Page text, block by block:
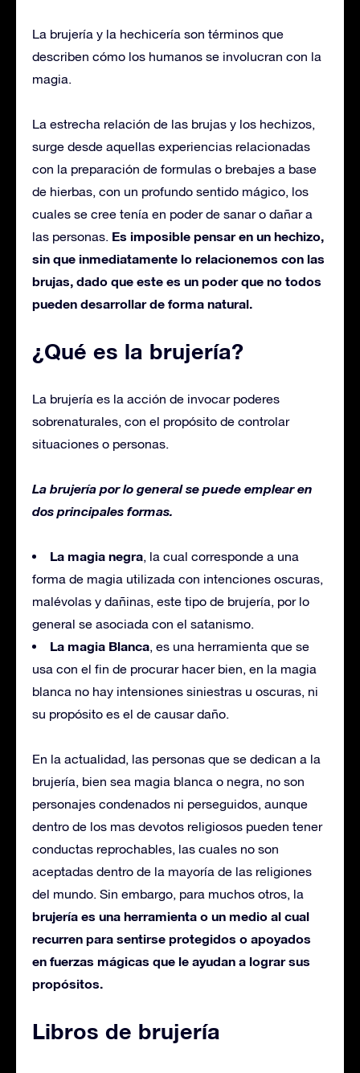
La brujería y la hechicería son términos que
describen cómo los humanos se involucran con la
magia.
La estrecha relación de las brujas y los hechizos,
surge desde aquellas experiencias relacionadas
con la preparación de formulas o brebajes a base
de hierbas, con un profundo sentido mágico, los
cuales se cree tenía en poder de sanar o dañar a
las personas. Es imposible pensar en un hechizo,
sin que inmediatamente lo relacionemos con las
brujas, dado que este es un poder que no todos
pueden desarrollar de forma natural.
¿Qué es la brujería?
La brujería es la acción de invocar poderes
sobrenaturales, con el propósito de controlar
situaciones o personas.
La brujería por lo general se puede emplear en
dos principales formas.
La magia negra, la cual corresponde a una
forma de magia utilizada con intenciones oscuras,
malévolas y dañinas, este tipo de brujería, por lo
general se asociada con el satanismo.
La magia Blanca, es una herramienta que se
usa con el fin de procurar hacer bien, en la magia
blanca no hay intensiones siniestras u oscuras, ni
su propósito es el de causar daño.
En la actualidad, las personas que se dedican a la
brujería, bien sea magia blanca o negra, no son
personajes condenados ni perseguidos, aunque
dentro de los mas devotos religiosos pueden tener
conductas reprochables, las cuales no son
aceptadas dentro de la mayoría de las religiones
del mundo. Sin embargo, para muchos otros, la
brujería es una herramienta o un medio al cual
recurren para sentirse protegidos o apoyados
en fuerzas mágicas que le ayudan a lograr sus
propósitos.
Libros de brujería